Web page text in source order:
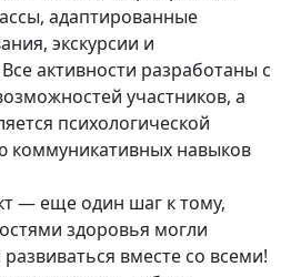
адаптированные
экскурсии и
активности разработаны с
участников, а
психологической
коммуникативных навыков
— еще один шаг к тому,
здоровья могли
вместе со всеми!